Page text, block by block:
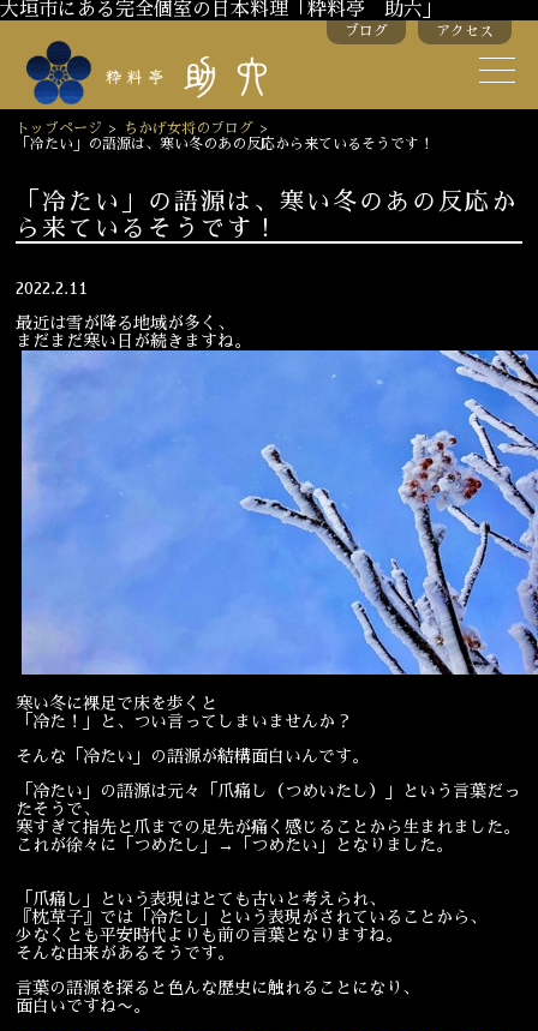
大垣市にある完全個室の日本料理「粋料亭 助六」
ブログ アクセス
トップページ > ちかげ女将のブログ >
「冷たい」の語源は、寒い冬のあの反応から来ているそうです！
「冷たい」の語源は、寒い冬のあの反応か
ら来ているそうです！
2022.2.11
最近は雪が降る地域が多く、
まだまだ寒い日が続きますね。
寒い冬に裸足で床を歩くと
「冷た！」と、つい言ってしまいませんか？
そんな「冷たい」の語源が結構面白いんです。
「冷たい」の語源は元々「爪痛し（つめいたし）」という言葉だっ
たそうで、
寒すぎて指先と爪までの足先が痛く感じることから生まれました。
これが徐々に「つめたし」→「つめたい」となりました。
「爪痛し」という表現はとても古いと考えられ、
『枕草子』では「冷たし」という表現がされていることから、
少なくとも平安時代よりも前の言葉となりますね。
そんな由来があるそうです。
言葉の語源を探ると色んな歴史に触れることになり、
面白いですね〜。
スタッフ紹介
季節のお料理 お弁当
お飲み物
お部屋のご紹介 会議・舞台のご利用
結婚式・披露宴
法要
お顔合わせ
ウェディング